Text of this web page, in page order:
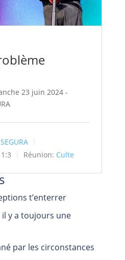
23 juin 2024 -
Réunion: Culte
t’enterrer
y a toujours une
par les circonstances